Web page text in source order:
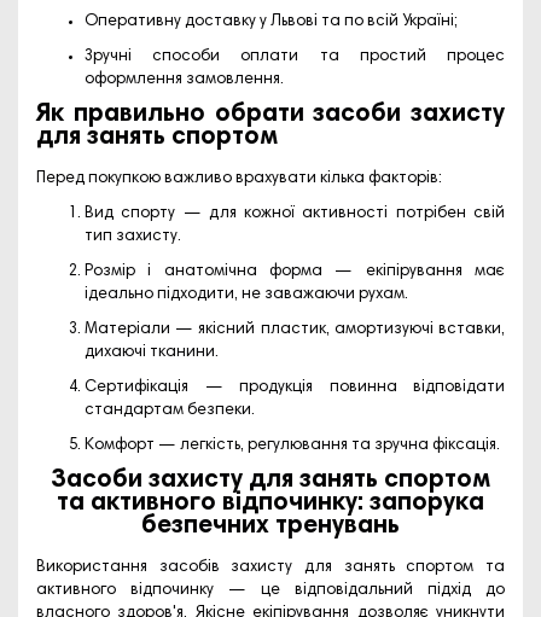
Оперативну доставку у Львові та по всій Україні;
Зручні способи оплати та простий процес
оформлення замовлення.
Як правильно обрати засоби захисту
для занять спортом
Перед покупкою важливо врахувати кілька факторів:
Вид спорту — для кожної активності потрібен свій
тип захисту.
Розмір і анатомічна форма — екіпірування має
ідеально підходити, не заважаючи рухам.
Матеріали — якісний пластик, амортизуючі вставки,
дихаючі тканини.
Сертифікація — продукція повинна відповідати
стандартам безпеки.
Комфорт — легкість, регулювання та зручна фіксація.
Засоби захисту для занять спортом
та активного відпочинку: запорука
безпечних тренувань
Використання засобів захисту для занять спортом та
активного відпочинку — це відповідальний підхід до
власного здоров'я. Якісне екіпірування дозволяє уникнути